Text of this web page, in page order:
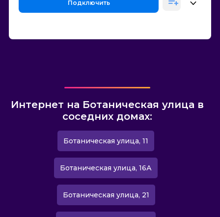
Подключить
Интернет на Ботаническая улица в
соседних домах:
Ботаническая улица, 11
Ботаническая улица, 16А
Ботаническая улица, 21